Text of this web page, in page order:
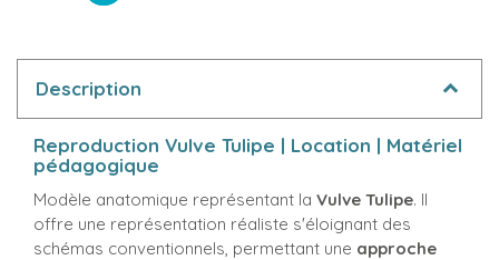
Description
Reproduction Vulve Tulipe | Location | Matériel
pédagogique
Modèle anatomique représentant la Vulve Tulipe. Il
offre une représentation réaliste s'éloignant des
schémas conventionnels, permettant une approche